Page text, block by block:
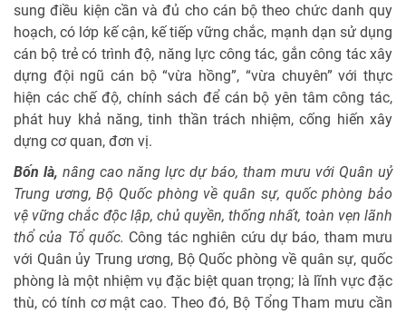
sung điều kiện cần và đủ cho cán bộ theo chức danh quy
hoạch, có lớp kế cận, kế tiếp vững chắc, mạnh dạn sử dụng
cán bộ trẻ có trình độ, năng lực công tác, gắn công tác xây
dựng đội ngũ cán bộ “vừa hồng”, “vừa chuyên” với thực
hiện các chế độ, chính sách để cán bộ yên tâm công tác,
phát huy khả năng, tinh thần trách nhiệm, cống hiến xây
dựng cơ quan, đơn vị.
Bốn là, nâng cao năng lực dự báo, tham mưu với Quân uỷ
Trung ương, Bộ Quốc phòng về quân sự, quốc phòng bảo
vệ vững chắc độc lập, chủ quyền, thống nhất, toàn vẹn lãnh
thổ của Tổ quốc. Công tác nghiên cứu dự báo, tham mưu
với Quân ủy Trung ương, Bộ Quốc phòng về quân sự, quốc
phòng là một nhiệm vụ đặc biệt quan trọng; là lĩnh vực đặc
thù, có tính cơ mật cao. Theo đó, Bộ Tổng Tham mưu cần